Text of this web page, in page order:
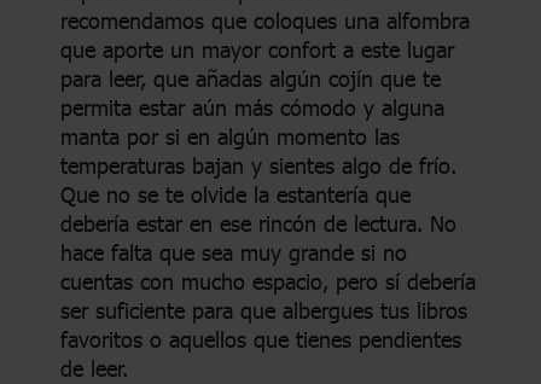
recomendamos que coloques una alfombra
que aporte un mayor confort a este lugar
para leer, que añadas algún cojín que te
permita estar aún más cómodo y alguna
manta por si en algún momento las
temperaturas bajan y sientes algo de frío.
Que no se te olvide la estantería que
debería estar en ese rincón de lectura. No
hace falta que sea muy grande si no
cuentas con mucho espacio, pero sí debería
ser suficiente para que albergues tus libros
favoritos o aquellos que tienes pendientes
de leer.